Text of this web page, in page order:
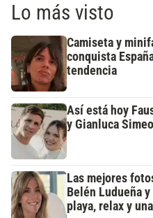
Lo más visto
Camiseta y
conquista
tendencia
Así está hoy
y Gianluca
Las mejores
Belén Ludueña
playa, relax y